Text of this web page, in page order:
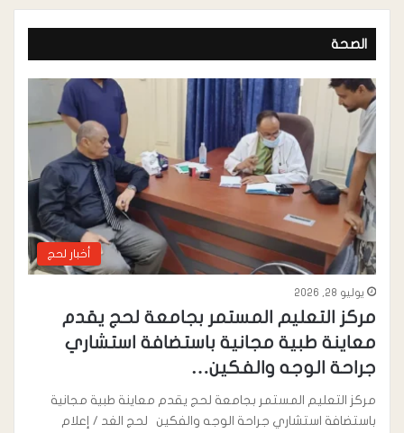
الرسمي بالنادي
الصحة
أخبار لحج
يوليو 28, 2026
مركز التعليم المستمر بجامعة لحج يقدم
معاينة طبية مجانية باستضافة استشاري
جراحة الوجه والفكين…
مركز التعليم المستمر بجامعة لحج يقدم معاينة طبية مجانية
باستضافة استشاري جراحة الوجه والفكين لحج الغد / إعلام